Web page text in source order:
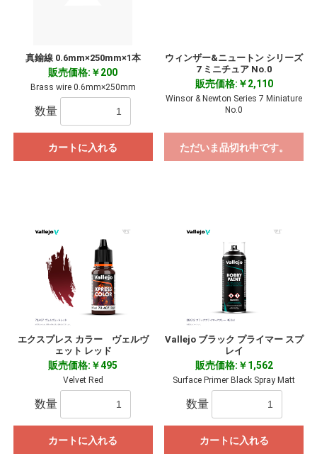
真鍮線 0.6mm×250mm×1本
販売価格:￥200
Brass wire 0.6mm×250mm
数量
カートに入れる
ウィンザー&ニュートン シリーズ
7 ミニチュア No.0
販売価格:￥2,110
Winsor & Newton Series 7 Miniature
No.0
ただいま品切れ中です。
エクスプレス カラー ヴェルヴ
ェット レッド
販売価格:￥495
Velvet Red
数量
カートに入れる
Vallejo ブラック プライマー スプ
レイ
販売価格:￥1,562
Surface Primer Black Spray Matt
数量
カートに入れる